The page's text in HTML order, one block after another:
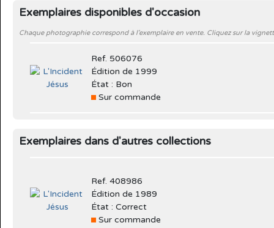
Exemplaires disponibles d'occasion
Chaque photographie correspond à l'exemplaire en vente. Cliquez sur la
Ref. 506076
Édition de 1999
État : Bon
Sur commande
Exemplaires dans d'autres collections
Ref. 408986
Édition de 1989
État : Correct
Sur commande